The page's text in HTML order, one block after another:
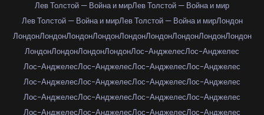
Лев Толстой — Война и мирЛев Толстой — Война и мир
Лев Толстой — Война и мирЛев Толстой — Война и мирЛондон
ЛондонЛондонЛондонЛондонЛондонЛондонЛондонЛондонЛондон
ЛондонЛондонЛондонЛондонЛос-АнджелесЛос-Анджелес
Лос-АнджелесЛос-АнджелесЛос-АнджелесЛос-Анджелес
Лос-АнджелесЛос-АнджелесЛос-АнджелесЛос-Анджелес
Лос-АнджелесЛос-АнджелесЛос-АнджелесЛос-Анджелес
Лос-АнджелесЛос-АнджелесЛос-АнджелесЛос-Анджелес